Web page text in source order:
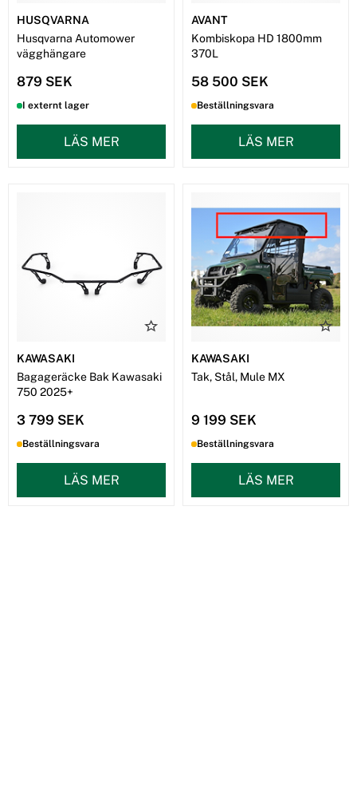
HUSQVARNA
Husqvarna Automower
vägghängare
879 SEK
I externt lager
LÄS MER
AVANT
Kombiskopa HD 1800mm
370L
58 500 SEK
Beställningsvara
LÄS MER
KAWASAKI
Bagageräcke Bak Kawasaki
750 2025+
3 799 SEK
Beställningsvara
LÄS MER
KAWASAKI
Tak, Stål, Mule MX
9 199 SEK
Beställningsvara
LÄS MER